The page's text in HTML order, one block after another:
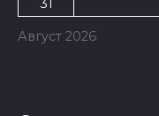
Август 2026
31